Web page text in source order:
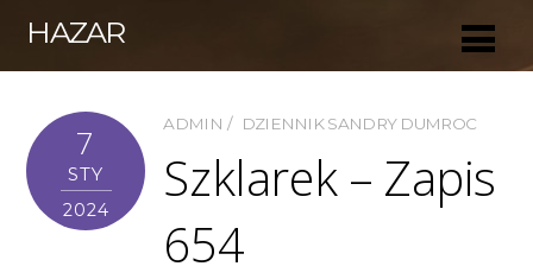
HAZAR
7
STY
2024
ADMIN DZIENNIK SANDRY DUMROC
Szklarek – Zapis
654